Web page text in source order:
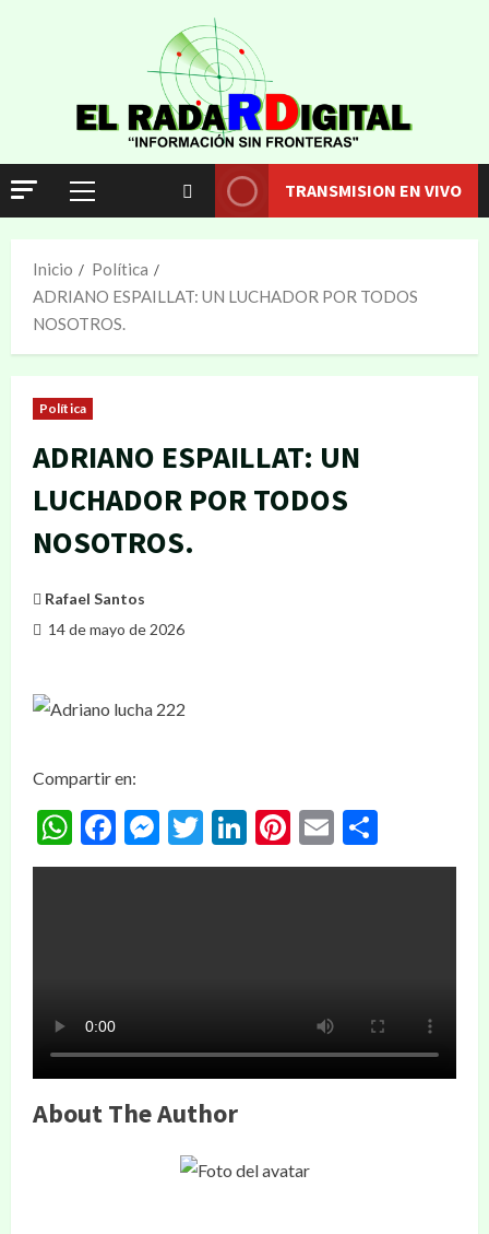
TRANSMISION EN VIVO
Inicio
Política
ADRIANO ESPAILLAT: UN LUCHADOR POR TODOS
NOSOTROS.
Política
ADRIANO ESPAILLAT: UN
LUCHADOR POR TODOS
NOSOTROS.
Rafael Santos
14 de mayo de 2026
Compartir en:
WhatsApp
Facebook
Messenger
Twitter
LinkedIn
Pinterest
Email
About The Author